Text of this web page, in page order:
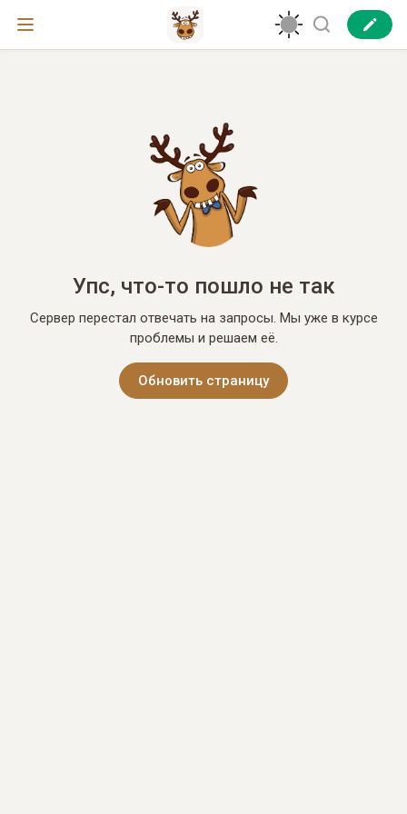
Упс, что-то пошло не так
Сервер перестал отвечать на запросы. Мы уже в курсе
проблемы и решаем её.
Обновить страницу